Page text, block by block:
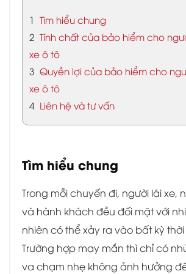
1 Tìm hiểu chung
2 Tính chất của bảo hiểm cho
xe ô tô
3 Quyền lợi của bảo hiểm cho
xe ô tô
4 Liên hệ và tư vấn
Tìm hiểu chung
Trong mỗi chuyến đi, người lái xe,
và hành khách đều đối mặt với
nhiên có thể xảy ra vào bất kỳ
Trường hợp may mắn thì chỉ có
va chạm nhẹ không ảnh hưởng